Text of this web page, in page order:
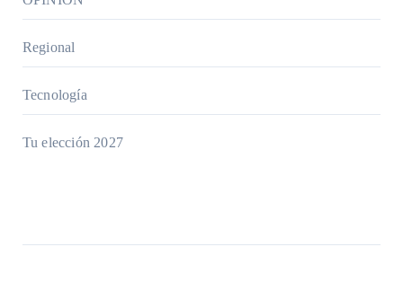
Regional
Tecnología
Tu elección 2027